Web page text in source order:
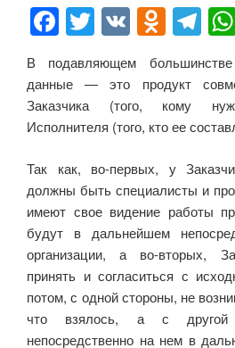
F
a
c
e
b
o
o
k
T
wi
tt
er
V
K
O
d
n
o
kl
a
ss
ni
ki
T
el
e
gr
a
m
В подавляющем
данные — это продукт
Заказчика (того, кому
Исполнителя (того, кто ее
Так как, во-первых, у
должны быть специалисты и
имеют свое видение работы
будут в дальнейшем
организации, а во-вторых,
принять и согласиться с
потом, с одной стороны, не
что взялось, а с другой
непосредственно на нем в